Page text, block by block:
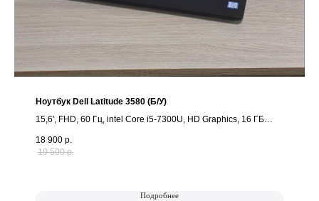
Ноутбук Dell Latitude 3580 (Б/У)
15,6', FHD, 60 Гц, intel Core i5-7300U, HD Graphics, 16 ГБ
18 900 р.
19 500 р.
Подробнее